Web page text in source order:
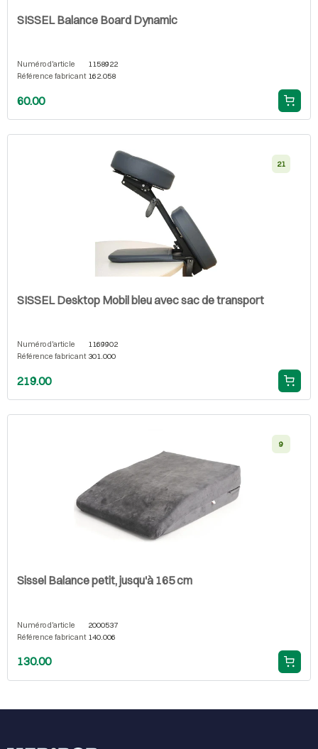
SISSEL Balance Board Dynamic
Numéro d'article
1158922
Référence fabricant 162.058
60.00
21
SISSEL Desktop Mobil bleu avec sac de transport
Numéro d'article
1169902
Référence fabricant 301.000
219.00
9
Sissel Balance petit, jusqu'à 165 cm
Numéro d'article
2000537
Référence fabricant 140.006
130.00